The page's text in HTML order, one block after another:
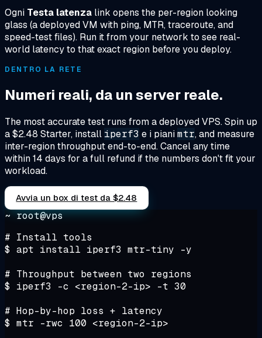
Ogni Testa latenza link opens the per-region looking
glass (a deployed VM with ping, MTR, traceroute, and
speed-test files). Run it from your network to see real-
world latency to that exact region before you deploy.
DENTRO LA RETE
Numeri reali, da un server reale.
The most accurate test runs from a deployed VPS. Spin up
a $2.48 Starter, install iperf3 e i pianimtr, and measure
inter-region throughput end-to-end. Cancel any time
within 14 days for a full refund if the numbers don't fit your
workload.
Avvia un box di test da $2.48
~ root@vps
# Install tools
$ apt install iperf3 mtr-tiny -y
# Throughput between two regions
$ iperf3 -c <region-2-ip> -t 30
# Hop-by-hop loss + latency
$ mtr -rwc 100 <region-2-ip>